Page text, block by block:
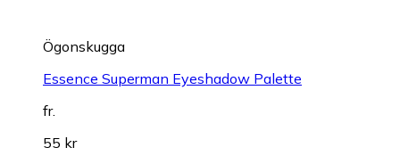
Ögonskugga
Essence Superman Eyeshadow Palette
fr.
55 kr